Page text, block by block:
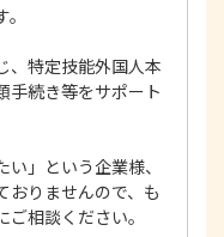
、特定技能外国人本
手続き等をサポート
い」という企業様、
おりませんので、も
相談ください。